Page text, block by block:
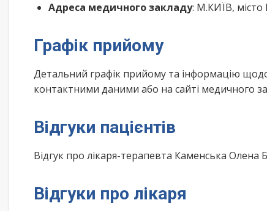
Адреса медичного закладу: М.КИЇВ, місто
Графік прийому
Детальний графік прийому та інформацію
контактними даними або на сайті медичного
Відгуки пацієнтів
Відгук про лікаря-терапевта Каменська
Відгуки про лікаря